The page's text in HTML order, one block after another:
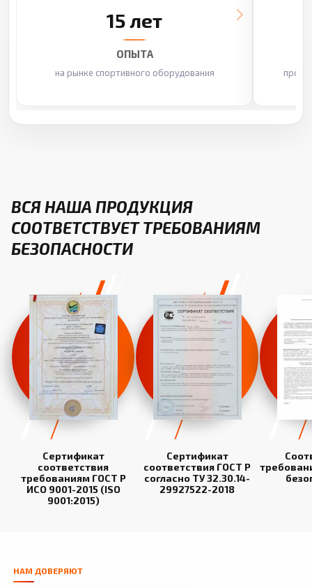
15 лет
ОПЫТА
на рынке спортивного оборудования
ВСЯ НАША ПРОДУКЦИЯ
СООТВЕТСТВУЕТ ТРЕБОВАНИЯМ
БЕЗОПАСНОСТИ
Сертификат
соответствия
требованиям ГОСТ Р
ИСО 9001-2015 (ISO
9001:2015)
Сертификат
соответствия ГОСТ Р
согласно ТУ 32.30.14-
29927522-2018
НАМ ДОВЕРЯЮТ